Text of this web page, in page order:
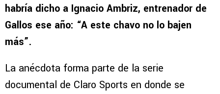
habría dicho a Ignacio Ambriz, entrenador de
Gallos ese año: “A este chavo no lo bajen
más”.
La anécdota forma parte de la serie
documental de Claro Sports en donde se